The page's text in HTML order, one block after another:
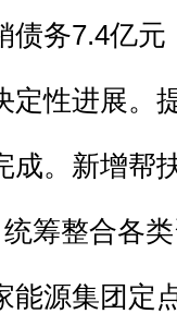
债务7.4亿元
性进展。
成。新增帮
筹整合各
能源集团定